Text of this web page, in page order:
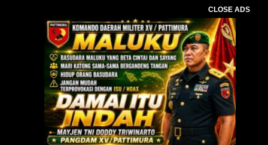
CLOSE ADS